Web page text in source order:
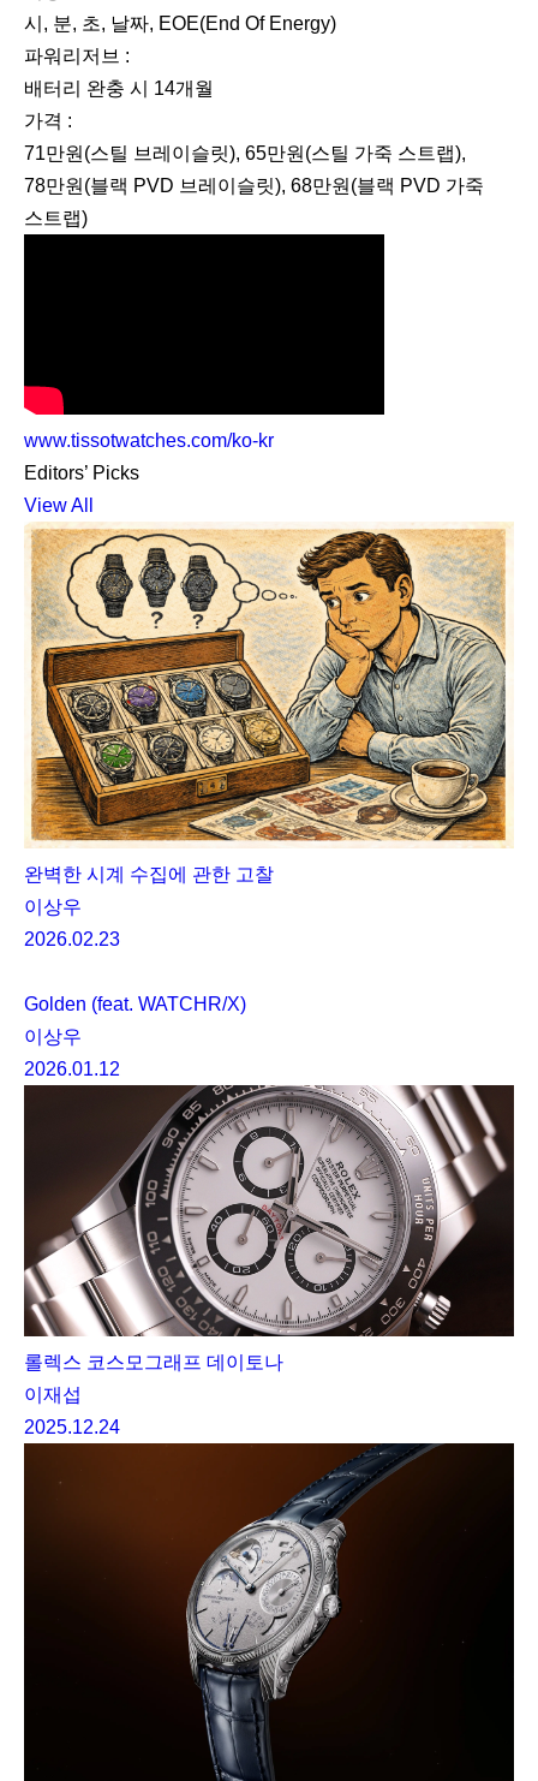
시, 분, 초, 날짜, EOE(End Of Energy)
파워리저브 :
배터리 완충 시 14개월
가격 :
71만원(스틸 브레이슬릿), 65만원(스틸 가죽 스트랩),
78만원(블랙 PVD 브레이슬릿), 68만원(블랙 PVD 가죽
스트랩)
www.tissotwatches.com/ko-kr
Editors’ Picks
View All
완벽한 시계 수집에 관한 고찰
이상우
2026.02.23
Golden (feat. WATCHR/X)
이상우
2026.01.12
롤렉스 코스모그래프 데이토나
이재섭
2025.12.24